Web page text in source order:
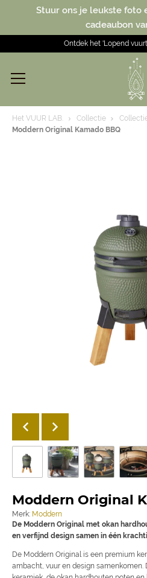
Stuur ons je leukste foto
cadeaubon
Ontdek het 'Lopend
Het VUUR LAB. Collectie
Moddern Original Kamado BBQ
Moddern Original
Merk: Moddern
De Moddern Original met okan
en verfijnd design samen in één
De Moddern Original is een premium
ambacht, vuur en design